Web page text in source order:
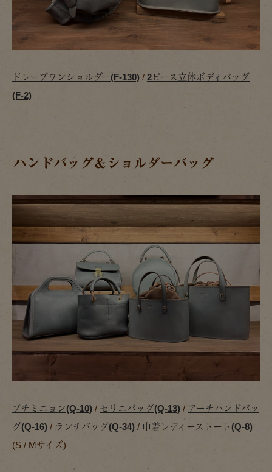
ドレープワンショルダー(F-130) / 2ピース立体ボディバッグ
(F-2)
ハンドバッグ＆ショルダーバッグ
プチミニョン(Q-10) / セリニバッグ(Q-13) / アーチハンドバッ
グ(Q-16) / ランチバッグ(Q-34) / 巾着レディーストート(Q-8)
(S / Mサイズ)